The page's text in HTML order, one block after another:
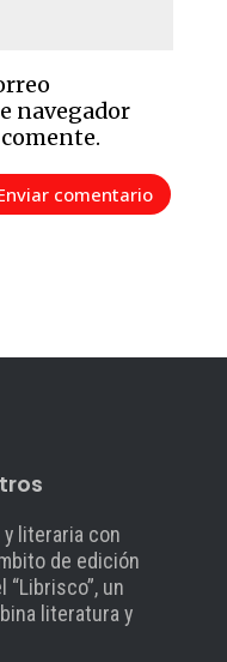
navegador
literaria con
de edición
un
literatura y